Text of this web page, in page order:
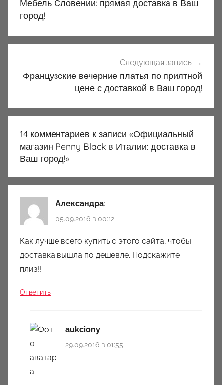
записям
Мебель Словении: прямая доставка в Ваш
город!
Следующая запись
Французские вечерние платья по приятной
цене с доставкой в Ваш город!
14 комментариев к записи «Официальный
магазин Penny Black в Италии: доставка в
Ваш город!»
Александра:
05.09.2016 в 00:12
Как лучше всего купить с этого сайта, чтобы
доставка вышла по дешевле. Подскажите
плиз!!
Ответить
aukciony:
29.09.2016 в 01:55